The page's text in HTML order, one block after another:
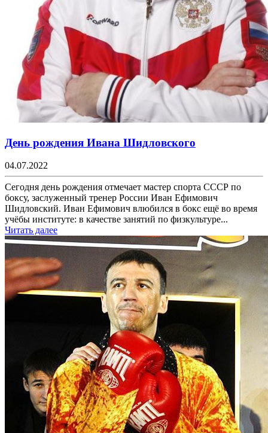
День рождения Ивана Шидловского
04.07.2022
Сегодня день рождения отмечает мастер спорта СССР по
боксу, заслуженный тренер России Иван Ефимович
Шидловский. Иван Ефимович влюбился в бокс ещё во время
учёбы институте: в качестве занятий по физкультуре...
Читать далее